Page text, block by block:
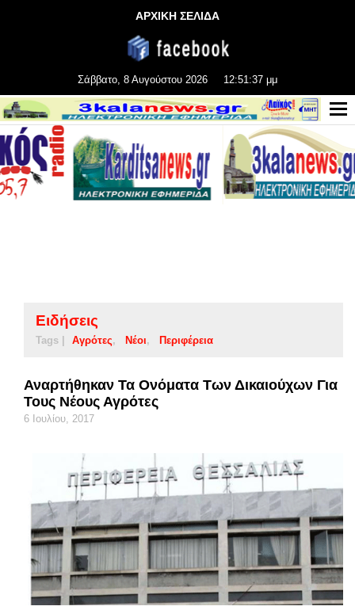
ΑΡΧΙΚΗ ΣΕΛΙΔΑ
Σάββατο, 8 Αυγούστου 2026 12:51:37 μμ
Ειδήσεις
Tags | Αγρότες Νέοι Περιφέρεια
Αναρτήθηκαν Τα Ονόματα Των Δικαιούχων Για
Τους Νέους Αγρότες
6 Ιουλίου, 2017